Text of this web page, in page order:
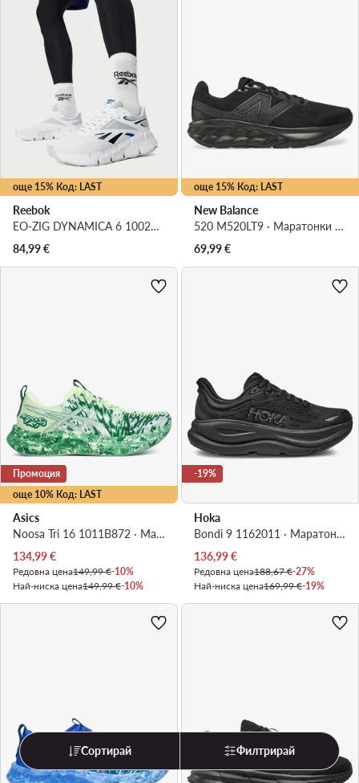
още 15% Код: LAST
Reebok
EO-ZIG DYNAMICA 6 100263918 · Маратонки за бягане
84,99€
още 15% Код: LAST
New Balance
520 M520LT9 · Маратонки за бягане
69,99€
още 10% Код: LAST
Промоция
Asics
Noosa Tri 16 1011B872 · Маратонки за бягане
Актуална цена
134,99€
Редовна цена149,99 €-10%
Най-ниска цена149,99 €-10%
-19%
Hoka
Bondi 9 1162011 · Маратонки за бягане
Актуална цена
136,99€
Редовна цена188,67 €-27%
Най-ниска цена169,99 €-19%
Сортирай Филтрирай